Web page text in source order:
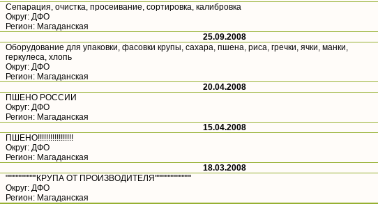
Сепарация, очистка, просеивание, сортировка, калибровка
Округ: ДФО
Регион: Магаданская
25.09.2008
Оборудование для упаковки, фасовки крупы, сахара, пшена, риса, гречки, ячки, манки,
геркулеса, хлопь
Округ: ДФО
Регион: Магаданская
20.04.2008
ПШЕНО РОССИИ
Округ: ДФО
Регион: Магаданская
15.04.2008
ПШЕНО!!!!!!!!!!!!!!!!!
Округ: ДФО
Регион: Магаданская
18.03.2008
"""""""""""КРУПА ОТ ПРОИЗВОДИТЕЛЯ"""""""""""""
Округ: ДФО
Регион: Магаданская